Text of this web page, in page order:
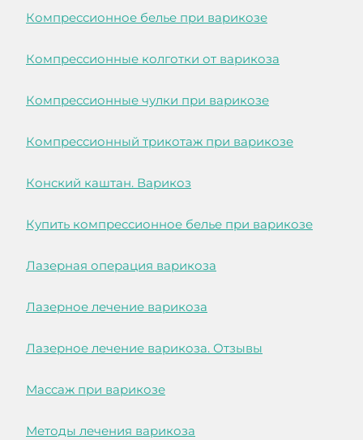
Компрессионное белье при варикозе
Компрессионные колготки от варикоза
Компрессионные чулки при варикозе
Компрессионный трикотаж при варикозе
Конский каштан. Варикоз
Купить компрессионное белье при варикозе
Лазерная операция варикоза
Лазерное лечение варикоза
Лазерное лечение варикоза. Отзывы
Массаж при варикозе
Методы лечения варикоза